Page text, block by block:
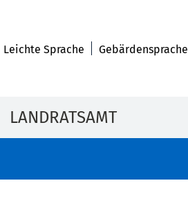
Leichte Sprache Gebärdensprache
LANDRATSAMT